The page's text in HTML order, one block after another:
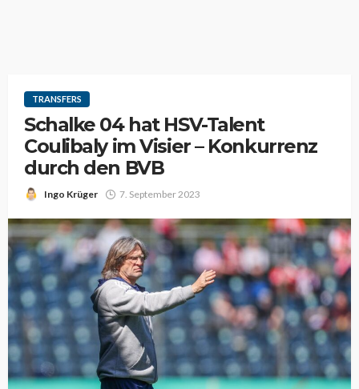
TRANSFERS
Schalke 04 hat HSV-Talent
Coulibaly im Visier – Konkurrenz
durch den BVB
Ingo Krüger 7. September 2023